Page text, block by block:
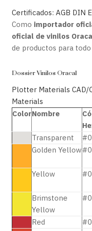
Certificados: AGB DIN
Como importador
oficial de vinilos
de productos para
Dossier Vinilos Oracal
Plotter Materials CAD/
Materials
ColorNombre
Transparent
Golden Yellow
Yellow
Brimstone
Yellow
Red